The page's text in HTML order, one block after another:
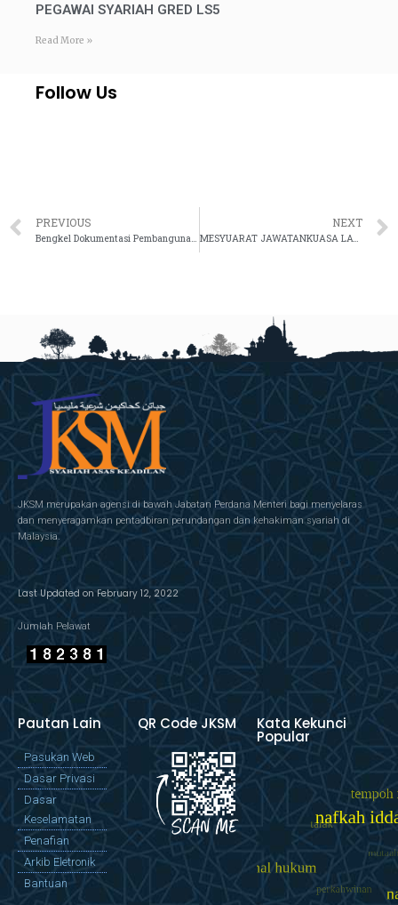
PEGAWAI SYARIAH GRED LS5
Read More »
Follow Us
PREVIOUS
Bengkel Dokumentasi Pembangunan Pelan Strategik Pendigitalan JKSM 2021-2025
NEXT
MESYUARAT JAWATANKUASA LATIHAN BIL. 1 TAHUN 2022
JKSM merupakan agensi di bawah Jabatan Perdana Menteri bagi menyelaras
dan menyeragamkan pentadbiran perundangan dan kehakiman syariah di
Malaysia.
Last Updated on February 12, 2022
Jumlah Pelawat
Pautan Lain
Pasukan Web
Dasar Privasi
Dasar
Keselamatan
Penafian
Arkib Eletronik
Bantuan
QR Code JKSM Kata Kekunci
Popular